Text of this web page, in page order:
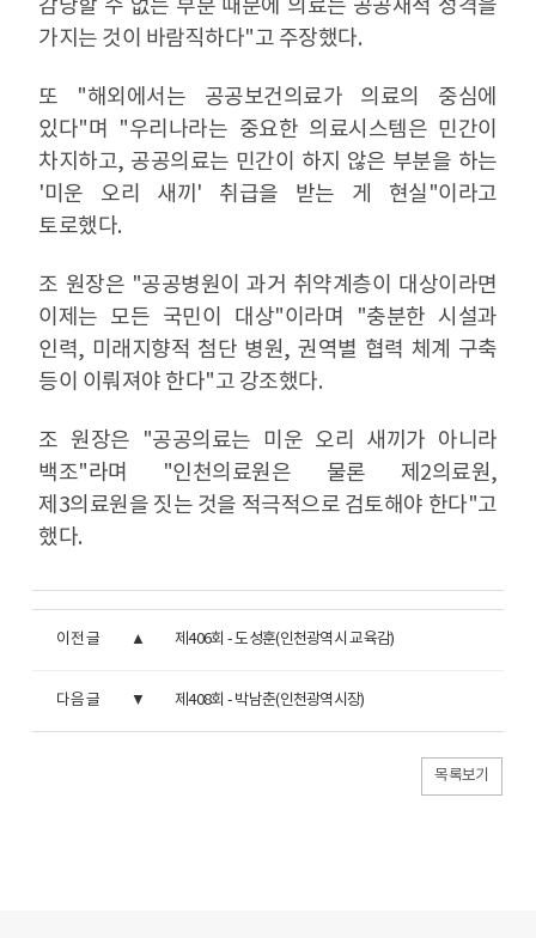
감당할 수 없는 부분 때문에 의료는 공공재적 성격을
가지는 것이 바람직하다"고 주장했다.
또 "해외에서는 공공보건의료가 의료의 중심에
있다"며 "우리나라는 중요한 의료시스템은 민간이
차지하고, 공공의료는 민간이 하지 않은 부분을 하는
'미운 오리 새끼' 취급을 받는 게 현실"이라고
토로했다.
조 원장은 "공공병원이 과거 취약계층이 대상이라면
이제는 모든 국민이 대상"이라며 "충분한 시설과
인력, 미래지향적 첨단 병원, 권역별 협력 체계 구축
등이 이뤄져야 한다"고 강조했다.
조 원장은 "공공의료는 미운 오리 새끼가 아니라
백조"라며 "인천의료원은 물론 제2의료원,
제3의료원을 짓는 것을 적극적으로 검토해야 한다"고
했다.
이전 글 제406회 - 도성훈(인천광역시 교육감)
다음 글 제408회 - 박남춘(인천광역시장)
목록보기